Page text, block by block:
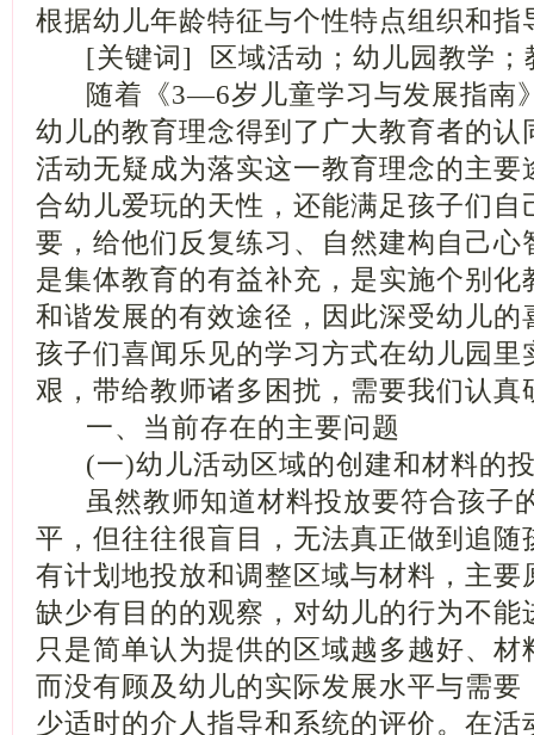
根据幼儿年龄特征与个性特点组织和指
[关键词] 区域活动；幼儿园教学；
随着《3—6岁儿童学习与发展指南
幼儿的教育理念得到了广大教育者的
活动无疑成为落实这一教育理念的主要
合幼儿爱玩的天性，还能满足孩子们自
要，给他们反复练习、自然建构自己心
是集体教育的有益补充，是实施个别化
和谐发展的有效途径，因此深受幼儿的
孩子们喜闻乐见的学习方式在幼儿园里
艰，带给教师诸多困扰，需要我们认真
一、当前存在的主要问题
(一)幼儿活动区域的创建和材料的
虽然教师知道材料投放要符合孩子
平，但往往很盲目，无法真正做到追随
有计划地投放和调整区域与材料，主要
缺少有目的的观察，对幼儿的行为不能
只是简单认为提供的区域越多越好、
而没有顾及幼儿的实际发展水平与需要
少适时的介人指导和系统的评价。在活